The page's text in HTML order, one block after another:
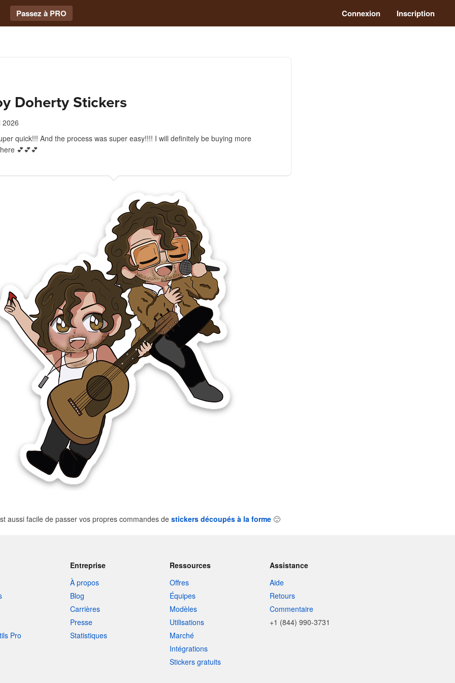
Passez à PRO Connexion Inscription
Doherty Stickers
2026
quick!!! And the process was super easy!!!! I will definitely be buying more
💕💕💕
aussi facile de passer vos propres commandes de stickers découpés à la forme 🙂
Pro
Entreprise
À propos
Blog
Carrières
Presse
Statistiques
Ressources
Offres
Équipes
Modèles
Utilisations
Marché
Intégrations
Stickers gratuits
Assistance
Aide
Retours
Commentaire
+1 (844) 990-3731